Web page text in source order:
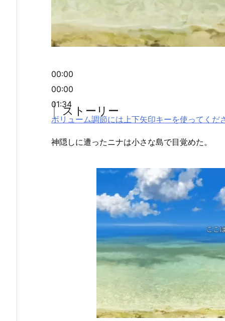
00:00
00:00
01:34
ボリューム調節には上下矢印キーを使ってくだ
ストーリー
神隠しに遭ったニナは小さな島で目覚めた。